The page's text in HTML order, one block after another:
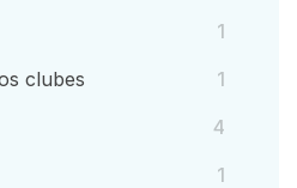
1
clubes
1
4
1